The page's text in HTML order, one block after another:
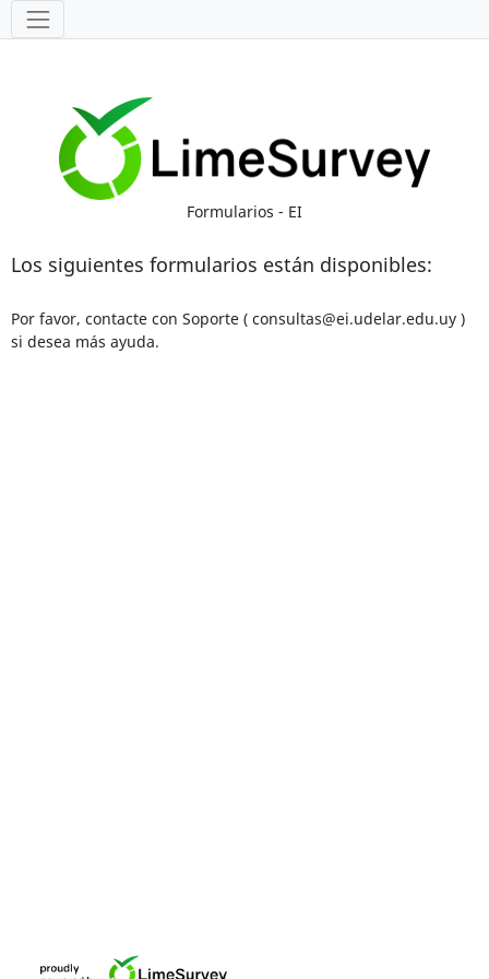
Herramientas
Formularios - EI
Los siguientes formularios están disponibles:
Por favor, contacte con Soporte ( consultas@ei.udelar.edu.uy )
si desea más ayuda.